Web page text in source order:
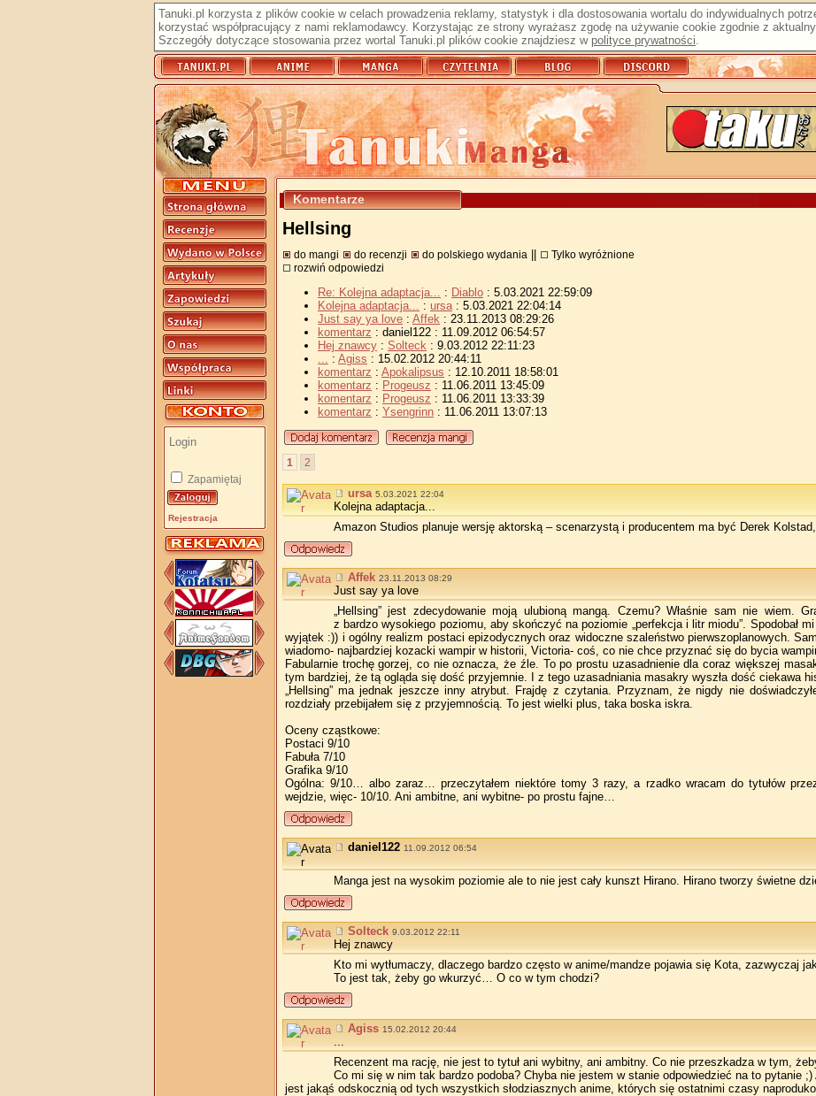
Tanuki.pl korzysta z plików cookie w celach prowadzenia reklamy, statystyk i dla dostosowania wortalu do indywidualnych
korzystać współpracujący z nami reklamodawcy. Korzystając ze strony wyrażasz zgodę na używanie cookie zgodnie z
Szczegóły dotyczące stosowania przez wortal Tanuki.pl plików cookie znajdziesz w polityce prywatności.
Zapamiętaj
Rejestracja
Komentarze
Hellsing
do mangi do recenzji do polskiego wydania
Tylko wyróżnione
rozwiń odpowiedzi
Re: Kolejna adaptacja... : Diablo : 5.03.2021 22:59:09
Kolejna adaptacja... : ursa: 5.03.2021 22:04:14
Just say ya love : Affek : 23.11.2013 08:29:26
komentarz : daniel122 : 11.09.2012 06:54:57
Hej znawcy : Solteck : 9.03.2012 22:11:23
... : Agiss : 15.02.2012 20:44:11
komentarz : Apokalipsus : 12.10.2011 18:58:01
komentarz : Progeusz : 11.06.2011 13:45:09
komentarz : Progeusz : 11.06.2011 13:33:39
komentarz : Ysengrinn : 11.06.2011 13:07:13
1 2
ursa 5.03.2021 22:04
Kolejna adaptacja...
Amazon Studios planuje wersję aktorską – scenarzystą i producentem ma być Derek
Affek 23.11.2013 08:29
Just say ya love
„Hellsing” jest zdecydowanie moją ulubioną mangą. Czemu? Właśnie sam nie wiem.
z bardzo wysokiego poziomu, aby skończyć na poziomie „perfekcja i litr miodu”. Spodobał
wyjątek :)) i ogólny realizm postaci epizodycznych oraz widoczne szaleństwo pierwszoplanowych.
wiadomo- najbardziej kozacki wampir w historii, Victoria- coś, co nie chce przyznać się do bycia
Fabularnie trochę gorzej, co nie oznacza, że źle. To po prostu uzasadnienie dla coraz większej
tym bardziej, że tą ogląda się dość przyjemnie. I z tego uzasadniania masakry wyszła dość ciekawa
„Hellsing” ma jednak jeszcze inny atrybut. Frajdę z czytania. Przyznam, że nigdy nie
rozdziały przebijałem się z przyjemnością. To jest wielki plus, taka boska iskra.
Oceny cząstkowe:
Postaci 9/10
Fabuła 7/10
Grafika 9/10
Ogólna: 9/10… albo zaraz… przeczytałem niektóre tomy 3 razy, a rzadko wracam do tytułów
wejdzie, więc- 10/10. Ani ambitne, ani wybitne- po prostu fajne…
daniel122 11.09.2012 06:54
Manga jest na wysokim poziomie ale to nie jest cały kunszt Hirano. Hirano tworzy świetne
Solteck 9.03.2012 22:11
Hej znawcy
Kto mi wytłumaczy, dlaczego bardzo często w anime/mandze pojawia się Kota, zazwyczaj
To jest tak, żeby go wkurzyć… O co w tym chodzi?
Agiss 15.02.2012 20:44
...
Recenzent ma rację, nie jest to tytuł ani wybitny, ani ambitny. Co nie przeszkadza w tym,
Co mi się w nim tak bardzo podoba? Chyba nie jestem w stanie odpowiedzieć na to pytanie
jest jakąś odskocznią od tych wszystkich słodziasznych anime, których się ostatnimi czasy